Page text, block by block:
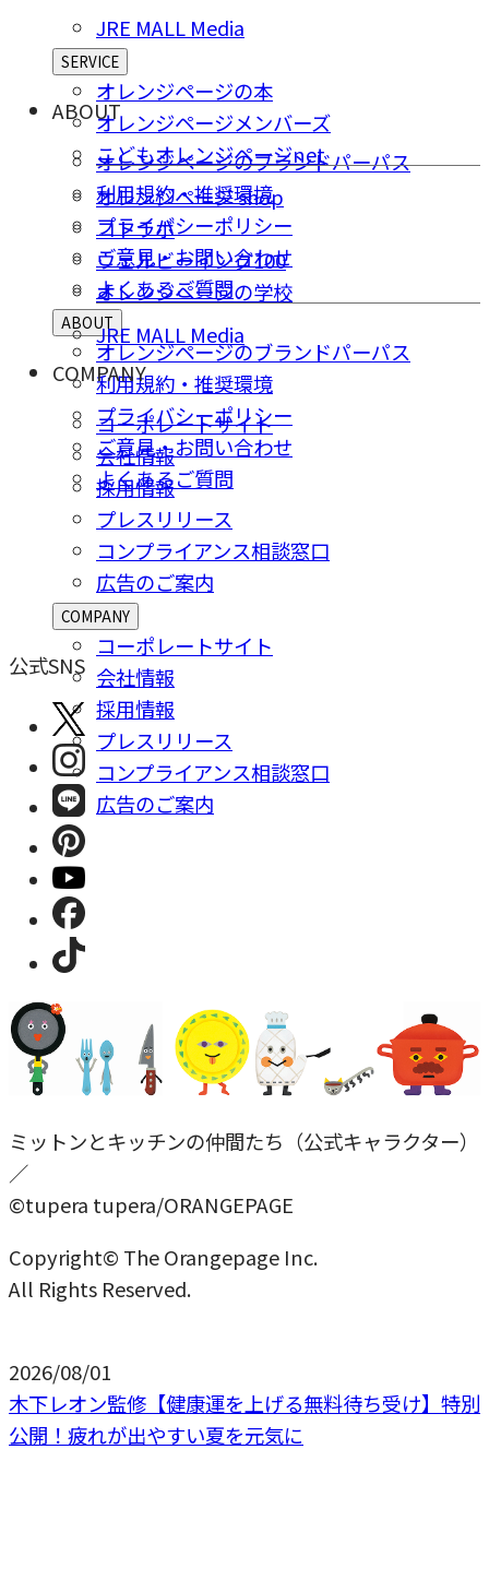
JRE MALL Media
SERVICE
オレンジページの本
オレンジページメンバーズ
こどもオレンジページnet
オレンジページ shop
コトラボ
ウェルビーイング100
オレンジページの学校
JRE MALL Media
ABOUT
オレンジページのブランドパーパス
利用規約・推奨環境
プライバシーポリシー
ご意⾒・お問い合わせ
よくあるご質問
ABOUT
オレンジページのブランドパーパス
利用規約・推奨環境
プライバシーポリシー
ご意⾒・お問い合わせ
よくあるご質問
COMPANY
コーポレートサイト
会社情報
採⽤情報
プレスリリース
コンプライアンス相談窓⼝
広告のご案内
COMPANY
コーポレートサイト
会社情報
採⽤情報
プレスリリース
コンプライアンス相談窓⼝
広告のご案内
公式SNS
ミットンとキッチンの仲間たち（公式キャラクター）
／
©tupera tupera/ORANGEPAGE
Copyright© The Orangepage Inc.
All Rights Reserved.
2026/08/01
木下レオン監修【健康運を上げる無料待ち受け】特別
公開！疲れが出やすい夏を元気に